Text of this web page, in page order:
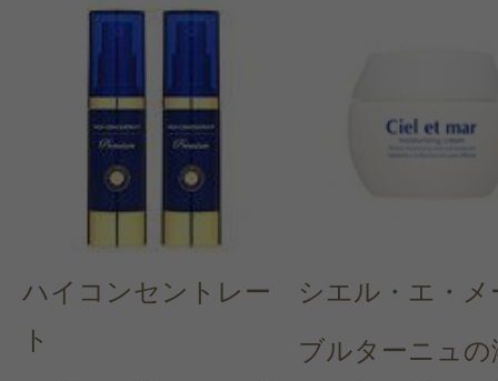
ハイコンセントレー
ト
シエル・エ・メ
ブルターニュの